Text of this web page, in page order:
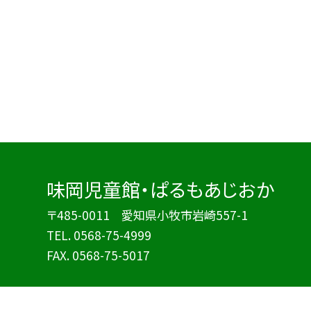
味岡児童館・ぱるもあじおか
〒485-0011 愛知県小牧市岩崎557-1
TEL. 0568-75-4999
FAX. 0568-75-5017